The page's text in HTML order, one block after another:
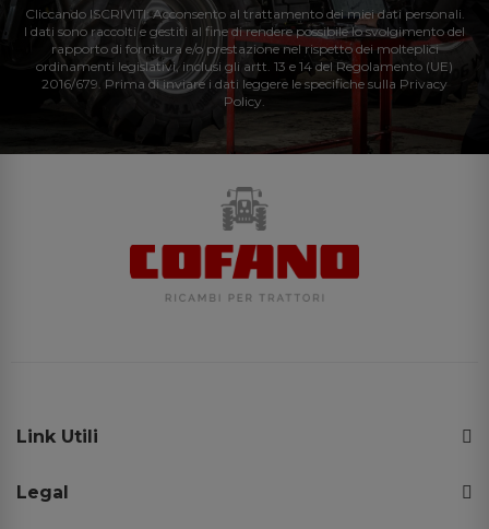
Cliccando ISCRIVITI: Acconsento al trattamento dei miei dati personali.
I dati sono raccolti e gestiti al fine di rendere possibile lo svolgimento del
rapporto di fornitura e/o prestazione nel rispetto dei molteplici
ordinamenti legislativi, inclusi gli artt. 13 e 14 del Regolamento (UE)
2016/679. Prima di inviare i dati leggere le specifiche sulla Privacy
Policy.
Link Utili
Legal